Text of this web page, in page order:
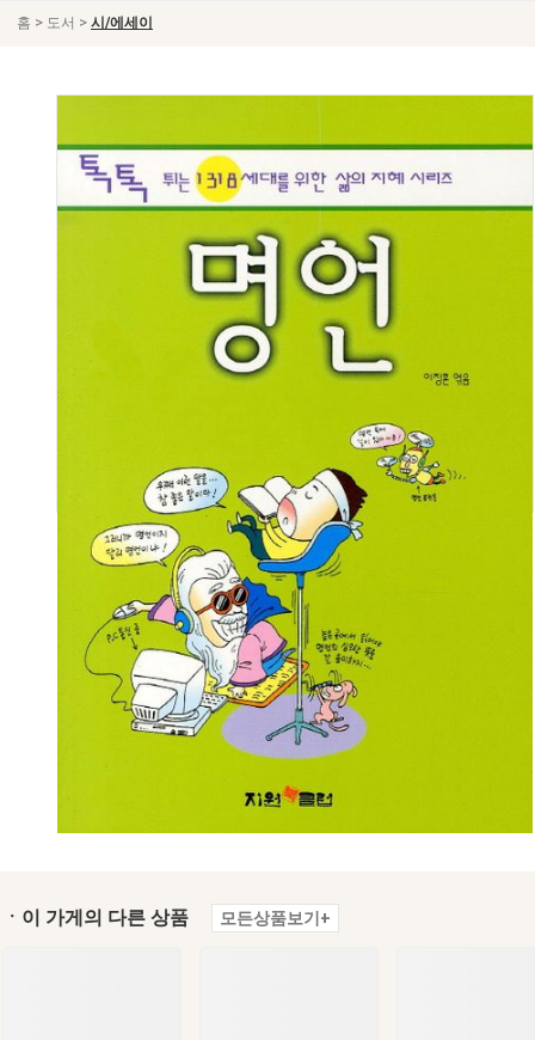
홈 > 도서 > 시/에세이
ㆍ이 가게의 다른 상품 모든상품보기+